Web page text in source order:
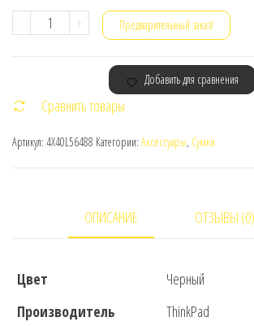
-
Количество
Work
in
+ Предварительный заказ!
Добавить для сравнения
Сравнить товары
Артикул: 4X40L56488 Категории: Аксессуары, Сумки
ОПИСАНИЕ ОТЗЫВЫ (0)
Цвет
Черный
Производитель
ThinkPad